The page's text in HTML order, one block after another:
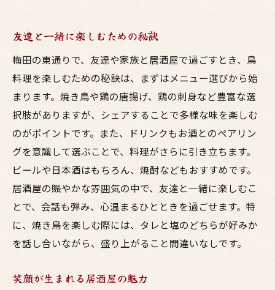
友達と一緒に楽しむための秘訣
梅田の東通りで、友達や家族と居酒屋で過ごすとき、鳥
料理を楽しむための秘訣は、まずはメニュー選びから始
まります。焼き鳥や鶏の唐揚げ、鶏の刺身など豊富な選
択肢がありますが、シェアすることで多様な味を楽しむ
のがポイントです。また、ドリンクもお酒とのペアリン
グを意識して選ぶことで、料理がさらに引き立ちます。
ビールや日本酒はもちろん、焼酎などもおすすめです。
居酒屋の賑やかな雰囲気の中で、友達と一緒に楽しむこ
とで、会話も弾み、心温まるひとときを過ごせます。特
に、焼き鳥を楽しむ際には、タレと塩のどちらが好みか
を話し合いながら、盛り上がること間違いなしです。
笑顔が生まれる居酒屋の魅力